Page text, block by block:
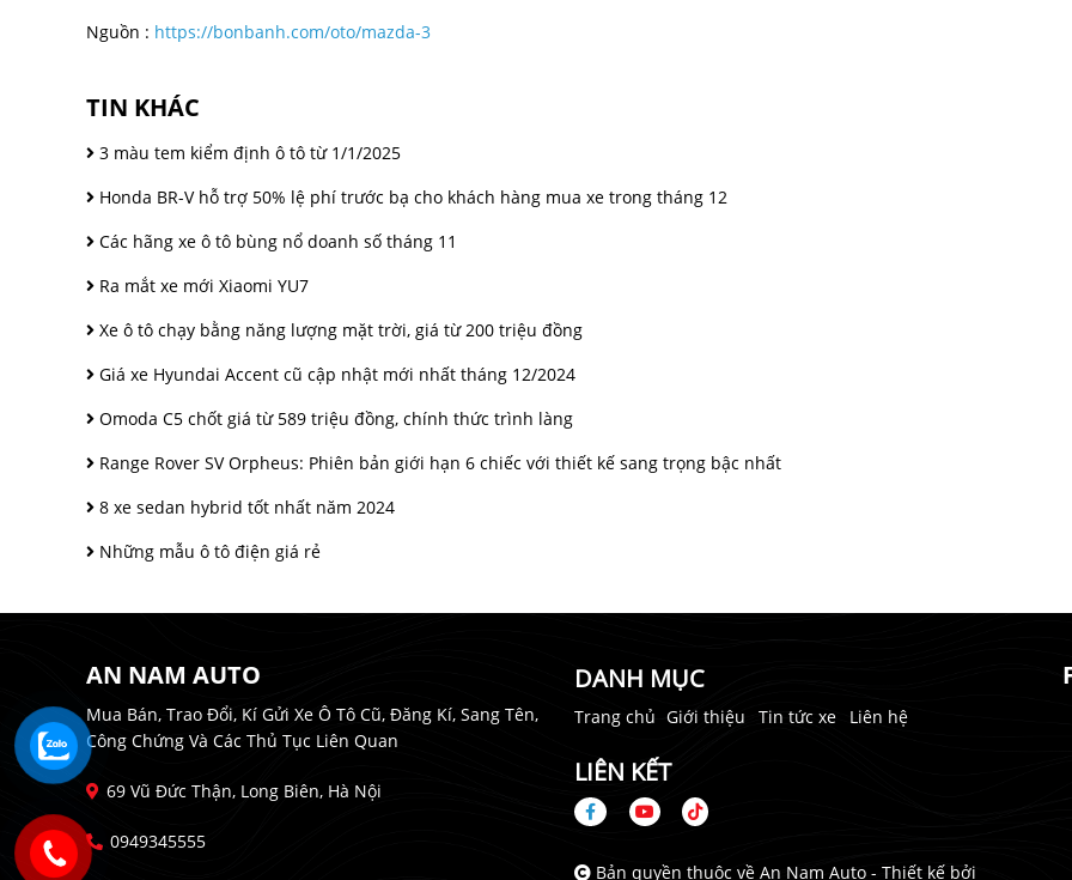
Nguồn : https://bonbanh.com/oto/mazda-3
TIN KHÁC
3 màu tem kiểm định ô tô từ 1/1/2025
Honda BR-V hỗ trợ 50% lệ phí trước bạ cho khách hàng mua xe trong tháng 12
Các hãng xe ô tô bùng nổ doanh số tháng 11
Ra mắt xe mới Xiaomi YU7
Xe ô tô chạy bằng năng lượng mặt trời, giá từ 200 triệu đồng
Giá xe Hyundai Accent cũ cập nhật mới nhất tháng 12/2024
Omoda C5 chốt giá từ 589 triệu đồng, chính thức trình làng
Range Rover SV Orpheus: Phiên bản giới hạn 6 chiếc với thiết kế sang trọng bậc nhất
8 xe sedan hybrid tốt nhất năm 2024
Những mẫu ô tô điện giá rẻ
AN NAM AUTO
Mua Bán, Trao Đổi, Kí Gửi Xe Ô Tô Cũ, Đăng Kí, Sang Tên,
Công Chứng Và Các Thủ Tục Liên Quan
69 Vũ Đức Thận, Long Biên, Hà Nội
0949345555
DANH MỤC
Trang chủ Giới thiệu Tin tức xe Liên hệ
LIÊN KẾT
Bản quyền thuộc về An Nam Auto - Thiết kế bởi